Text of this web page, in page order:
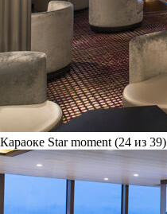
Караоке Star moment (24 из 39)